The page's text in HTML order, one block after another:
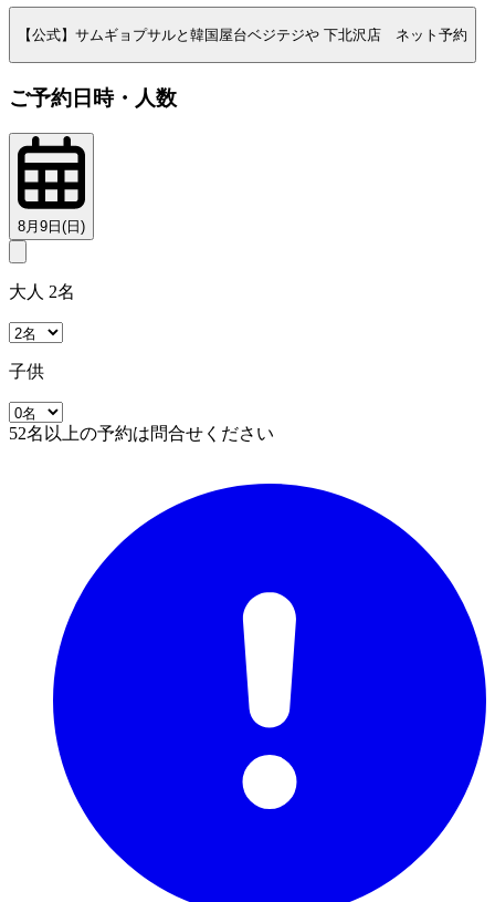
【公式】サムギョプサルと韓国屋台ベジテジや 下北沢店 ネット予約
ご予約日時・人数
8月9日(日)
大人 2名
子供
52名以上の予約は問合せください